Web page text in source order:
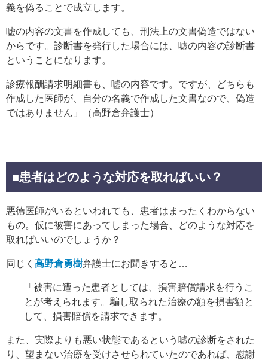
義を偽ることで成立します。
嘘の内容の文書を作成しても、刑法上の文書偽造ではない
からです。診断書を発行した場合には、嘘の内容の診断書
ということになります。
診療報酬請求明細書も、嘘の内容です。ですが、どちらも
作成した医師が、自分の名義で作成した文書なので、偽造
ではありません」（高野倉弁護士）
■患者はどのような対応を取ればいい？
悪徳医師がいるといわれても、患者はまったくわからない
もの。仮に被害にあってしまった場合、どのような対応を
取ればいいのでしょうか？
同じく 高野倉勇樹弁護士にお聞きすると…
「被害に遭った患者としては、損害賠償請求を行うこ
とが考えられます。騙し取られた治療の額を損害額と
して、損害賠償を請求できます。
また、実際よりも悪い状態であるという嘘の診断をされた
り、望まない治療を受けさせられていたのであれば、慰謝